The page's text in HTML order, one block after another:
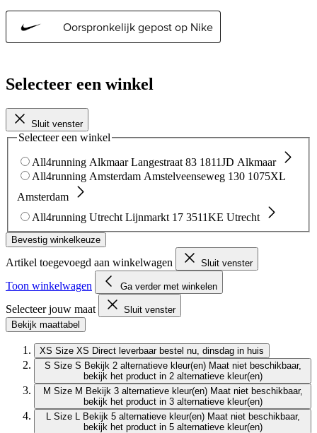
Selecteer een winkel
Sluit venster
Selecteer een winkel
All4running Alkmaar Langestraat 83 1811JD Alkmaar
All4running Amsterdam Amstelveenseweg 130 1075XL
Amsterdam
All4running Utrecht Lijnmarkt 17 3511KE Utrecht
Bevestig winkelkeuze
Artikel toegevoegd aan winkelwagen Sluit venster
Toon winkelwagen Ga verder met winkelen
Selecteer jouw maat
Sluit venster
Bekijk maattabel
XS Size XS Direct leverbaar bestel nu, dinsdag in huis
S Size S Bekijk 2 alternatieve kleur(en) Maat niet beschikbaar,
bekijk het product in 2 alternatieve kleur(en)
M Size M Bekijk 3 alternatieve kleur(en) Maat niet beschikbaar,
bekijk het product in 3 alternatieve kleur(en)
Size L Bekijk 5 alternatieve kleur(en) Maat niet beschikbaar,
bekijk het product in 5 alternatieve kleur(en)